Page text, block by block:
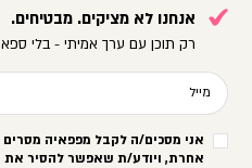
אנחנו לא מציקים. מבטיחים.
רק תוכן עם ערך אמיתי - בלי
מייל
אני מסכים/ה לקבל מפפאיה מסרים
אחרת, ויודע/ת שאפשר להסיר את